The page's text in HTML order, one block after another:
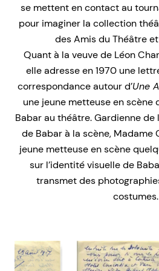
se mettent en contact au
pour imaginer la collection
des Amis du Théâtre et
Quant à la veuve de Léon
elle adresse en 1970 une
correspondance autour d’Une
une jeune metteuse en scène
Babar au théâtre. Gardienne
de Babar à la scène, Madame
jeune metteuse en scène
sur l’identité visuelle de
transmet des
costumes.